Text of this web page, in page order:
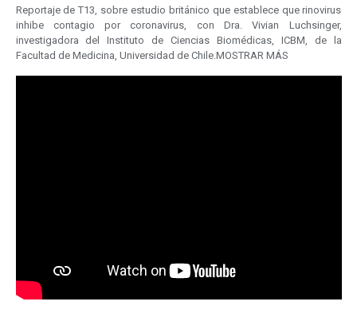
Reportaje de T13, sobre estudio británico que establece que rinovirus
inhibe contagio por coronavirus, con Dra. Vivian Luchsinger,
investigadora del Instituto de Ciencias Biomédicas, ICBM, de la
Facultad de Medicina, Universidad de Chile.MOSTRAR MÁS